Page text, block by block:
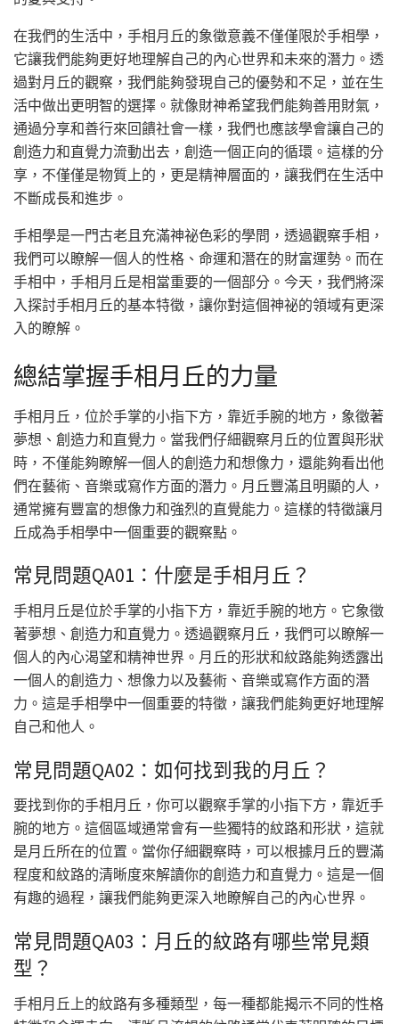
在我們的生活中，手相月丘的象徵意義不僅僅限於手相學，
它讓我們能夠更好地理解自己的內心世界和未來的潛力。透
過對月丘的觀察，我們能夠發現自己的優勢和不足，並在生
活中做出更明智的選擇。就像財神希望我們能夠善用財氣，
通過分享和善行來回饋社會一樣，我們也應該學會讓自己的
創造力和直覺力流動出去，創造一個正向的循環。這樣的分
享，不僅僅是物質上的，更是精神層面的，讓我們在生活中
不斷成長和進步。
手相學是一門古老且充滿神祕色彩的學問，透過觀察手相，
我們可以瞭解一個人的性格、命運和潛在的財富運勢。而在
手相中，手相月丘是相當重要的一個部分。今天，我們將深
入探討手相月丘的基本特徵，讓你對這個神祕的領域有更深
入的瞭解。
總結掌握手相月丘的力量
手相月丘，位於手掌的小指下方，靠近手腕的地方，象徵著
夢想、創造力和直覺力。當我們仔細觀察月丘的位置與形狀
時，不僅能夠瞭解一個人的創造力和想像力，還能夠看出他
們在藝術、音樂或寫作方面的潛力。月丘豐滿且明顯的人，
通常擁有豐富的想像力和強烈的直覺能力。這樣的特徵讓月
丘成為手相學中一個重要的觀察點。
常見問題QA01：什麼是手相月丘？
手相月丘是位於手掌的小指下方，靠近手腕的地方。它象徵
著夢想、創造力和直覺力。透過觀察月丘，我們可以瞭解一
個人的內心渴望和精神世界。月丘的形狀和紋路能夠透露出
一個人的創造力、想像力以及藝術、音樂或寫作方面的潛
力。這是手相學中一個重要的特徵，讓我們能夠更好地理解
自己和他人。
常見問題QA02：如何找到我的月丘？
要找到你的手相月丘，你可以觀察手掌的小指下方，靠近手
腕的地方。這個區域通常會有一些獨特的紋路和形狀，這就
是月丘所在的位置。當你仔細觀察時，可以根據月丘的豐滿
程度和紋路的清晰度來解讀你的創造力和直覺力。這是一個
有趣的過程，讓我們能夠更深入地瞭解自己的內心世界。
常見問題QA03：月丘的紋路有哪些常見類
型？
手相月丘上的紋路有多種類型，每一種都能揭示不同的性格